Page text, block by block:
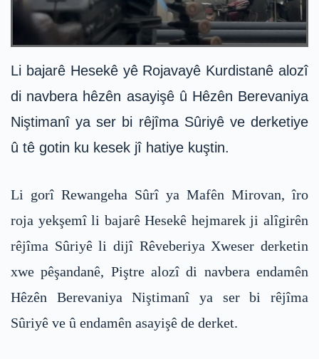
Li bajarê Hesekê yê Rojavayê Kurdistanê alozî
di navbera hêzên asayişê û Hêzên Berevaniya
Niştimanî ya ser bi rêjîma Sûriyê ve derketiye
û tê gotin ku kesek jî hatiye kuştin.
Li gorî Rewangeha Sûrî ya Mafên Mirovan, îro
roja yekşemî li bajarê Hesekê hejmarek ji alîgirên
rêjîma Sûriyê li dijî Rêveberiya Xweser derketin
xwe pêşandanê, Piştre alozî di navbera endamên
Hêzên Berevaniya Niştimanî ya ser bi rêjîma
Sûriyê ve û endamên asayişê de derket.